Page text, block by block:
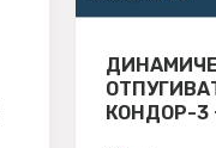
КОНДОР-3